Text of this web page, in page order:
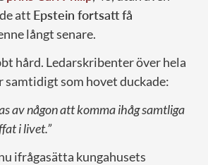
att Epstein fortsatt få
långt senare.
hård. Ledarskribenter över hela
samtidigt som hovet duckade:
av någon att komma ihåg samtliga
i livet.”
ifrågasätta kungahusets